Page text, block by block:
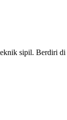
sipil. Berdiri